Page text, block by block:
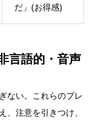
だ」(お得感)
言語的・音声
ない。これらのプレ
、注意を引きつけ、